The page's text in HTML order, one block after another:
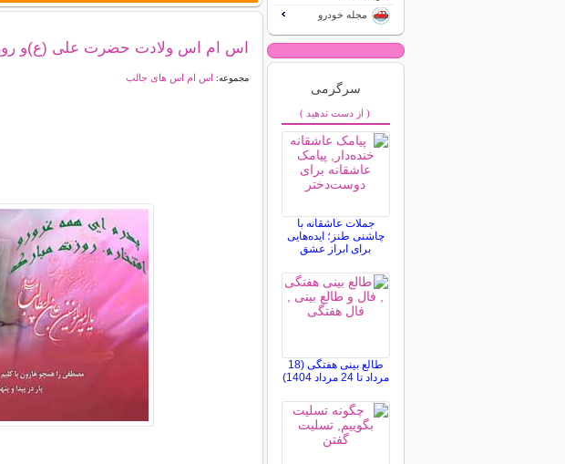
اس ام اس ولادت حضرت علی (ع)و روز
مجموعه: اس ام اس های جالب
مجله خودرو
سرگرمی
( از دست ندهید )
جملات عاشقانه با
چاشنی طنز؛ ایده‌هایی
برای ابراز عشق
طالع بینی هفتگی (18
مرداد تا 24 مرداد 1404)